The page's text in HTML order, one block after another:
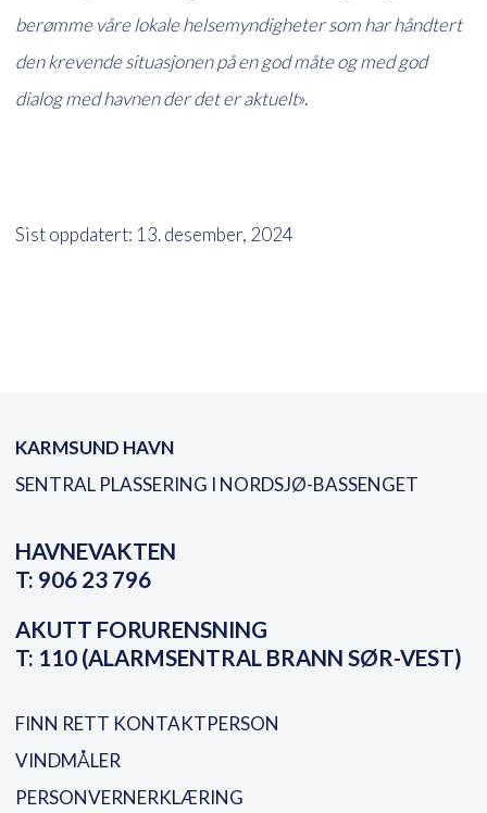
berømme våre lokale helsemyndigheter som har håndtert
den krevende situasjonen på en god måte og med god
dialog med havnen der det er aktuelt».
Sist oppdatert: 13. desember, 2024
KARMSUND HAVN
SENTRAL PLASSERING I NORDSJØ-BASSENGET
HAVNEVAKTEN
T: 906 23 796
AKUTT FORURENSNING
T: 110 (ALARMSENTRAL BRANN SØR-VEST)
FINN RETT KONTAKTPERSON
VINDMÅLER
PERSONVERNERKLÆRING